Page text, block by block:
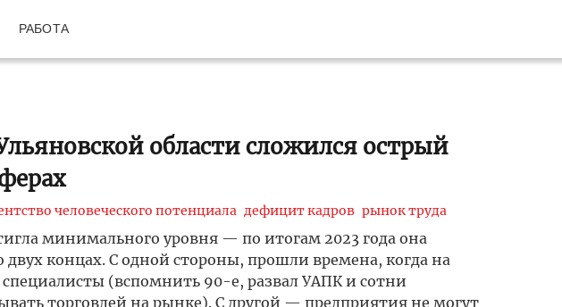
РАБОТА
области сложился острый
человеческого потенциала дефицит кадров рынок труда
минимального уровня — по итогам 2023 года она
двух концах. С одной стороны, прошли времена, когда на
(вспомнить 90-е, развал УАПК и сотни
торговлей на рынке). С другой — предприятия не могут